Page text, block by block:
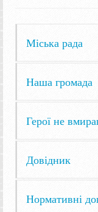
Міська рада
Наша громада
Герої не
Довідник
Нормативні